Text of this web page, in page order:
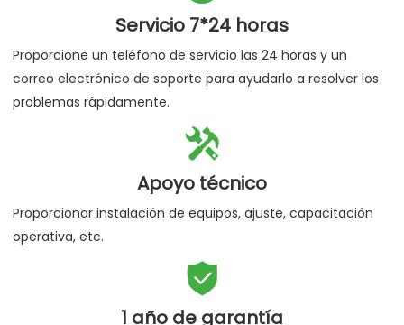
Servicio 7*24 horas
Proporcione un teléfono de servicio las 24 horas y un
correo electrónico de soporte para ayudarlo a resolver los
problemas rápidamente.

Apoyo técnico
Proporcionar instalación de equipos, ajuste, capacitación
operativa, etc.

1 año de garantía